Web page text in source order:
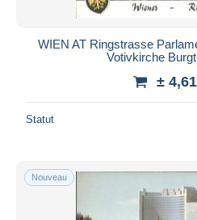
WIEN AT Ringstrasse
Votivkirche
±
Statut
Nouveau